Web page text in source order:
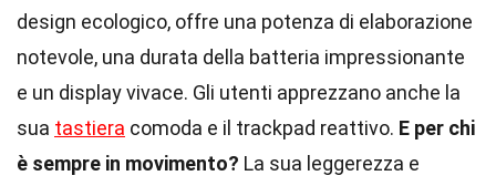
design ecologico, offre una potenza di elaborazione
notevole, una durata della batteria impressionante
e un display vivace. Gli utenti apprezzano anche la
sua tastiera comoda e il trackpad reattivo. E per chi
è sempre in movimento? La sua leggerezza e